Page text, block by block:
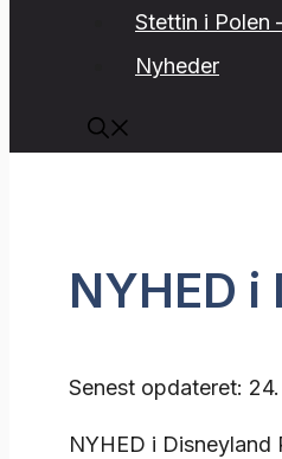
Stettin i Polen
Nyheder
NYHED
Senest opdateret:
NYHED i